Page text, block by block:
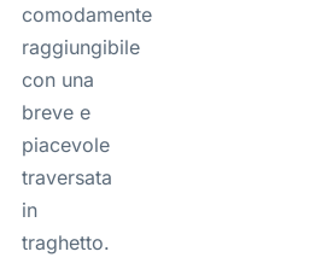
comodamente
raggiungibile
con una
breve e
piacevole
traversata
in
traghetto.